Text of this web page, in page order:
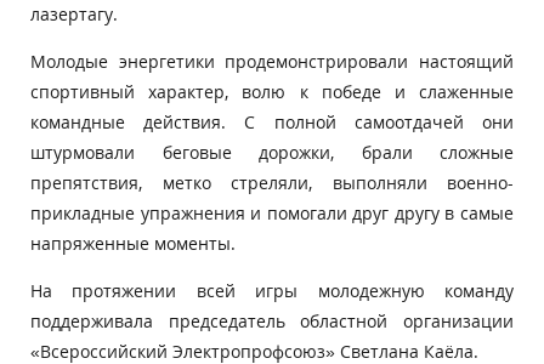
лазертагу.
Молодые энергетики продемонстрировали настоящий
спортивный характер, волю к победе и слаженные
командные действия. С полной самоотдачей они
штурмовали беговые дорожки, брали сложные
препятствия, метко стреляли, выполняли военно-
прикладные упражнения и помогали друг другу в самые
напряженные моменты.
На протяжении всей игры молодежную команду
поддерживала председатель областной организации
«Всероссийский Электропрофсоюз» Светлана Каёла.